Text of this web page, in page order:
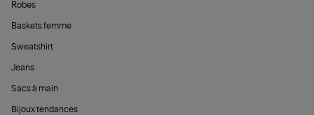
Robes
Baskets femme
Sweatshirt
Jeans
Sacs à main
Bijoux tendances